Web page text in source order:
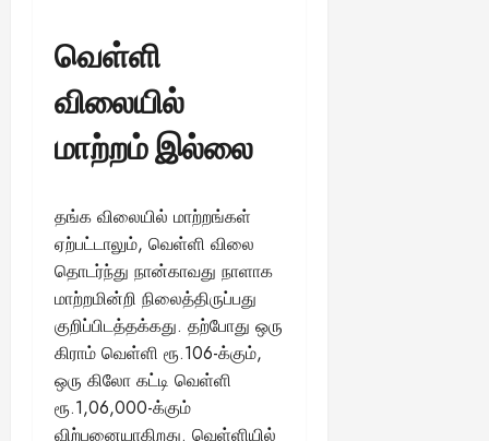
வெள்ளி
விலையில்
மாற்றம் இல்லை
தங்க விலையில் மாற்றங்கள்
ஏற்பட்டாலும், வெள்ளி விலை
தொடர்ந்து நான்காவது நாளாக
மாற்றமின்றி நிலைத்திருப்பது
குறிப்பிடத்தக்கது. தற்போது ஒரு
கிராம் வெள்ளி ரூ.106-க்கும்,
ஒரு கிலோ கட்டி வெள்ளி
ரூ.1,06,000-க்கும்
விற்பனையாகிறது. வெள்ளியில்